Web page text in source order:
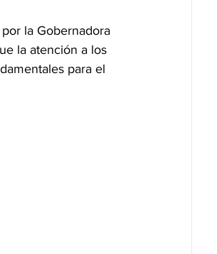
la Gobernadora
la atención a los
para el